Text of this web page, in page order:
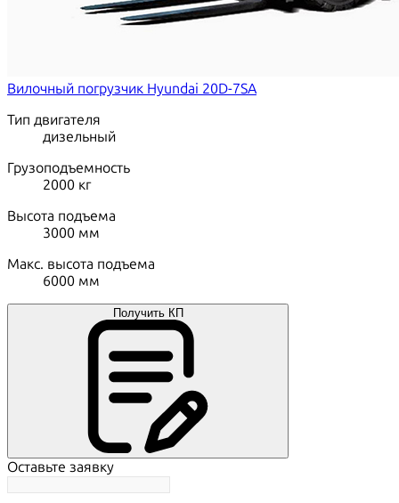
Вилочный погрузчик Hyundai 20D-7SA
Тип двигателя
дизельный
Грузоподъемность
2000 кг
Высота подъема
3000 мм
Макс. высота подъема
6000 мм
Получить КП
Оставьте заявку